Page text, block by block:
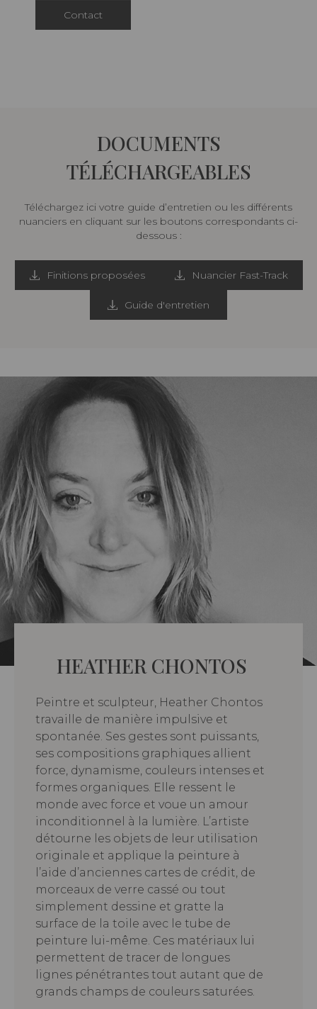
Contact
DOCUMENTS
TÉLÉCHARGEABLES
Téléchargez ici votre guide d’entretien ou les différents
nuanciers en cliquant sur les boutons correspondants ci-
dessous :
Finitions proposées Nuancier Fast-Track
Guide d'entretien
HEATHER CHONTOS
Peintre et sculpteur, Heather Chontos
travaille de manière impulsive et
spontanée. Ses gestes sont puissants,
ses compositions graphiques allient
force, dynamisme, couleurs intenses et
formes organiques. Elle ressent le
monde avec force et voue un amour
inconditionnel à la lumière. L’artiste
détourne les objets de leur utilisation
originale et applique la peinture à
l’aide d’anciennes cartes de crédit, de
morceaux de verre cassé ou tout
simplement dessine et gratte la
surface de la toile avec le tube de
peinture lui-même. Ces matériaux lui
permettent de tracer de longues
lignes pénétrantes tout autant que de
grands champs de couleurs saturées.